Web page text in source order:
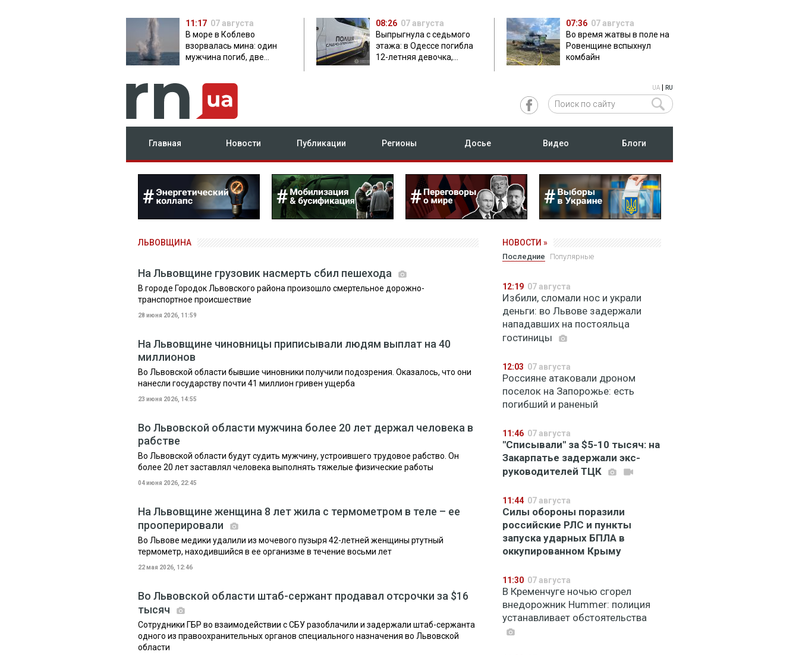
11:17 07 августа
В море в Коблево
взорвалась мина: один
мужчина погиб, две
08:26 07 августа
Выпрыгнула с седьмого
этажа: в Одессе погибла
12-летняя девочка,
07:36 07 августа
Во время жатвы в поле на
Ровенщине вспыхнул
комбайн
UA RU
Главная Новости Публикации Регионы Досье Видео Блоги
ЛЬВОВЩИНА
На Львовщине грузовик насмерть сбил пешехода
В городе Городок Львовского района произошло смертельное дорожно-
транспортное происшествие
28 июня 2026, 11:59
На Львовщине чиновницы приписывали людям выплат на 40
миллионов
Во Львовской области бывшие чиновники получили подозрения. Оказалось, что они
нанесли государству почти 41 миллион гривен ущерба
23 июня 2026, 14:55
Во Львовской области мужчина более 20 лет держал человека в
рабстве
Во Львовской области будут судить мужчину, устроившего трудовое рабство. Он
более 20 лет заставлял человека выполнять тяжелые физические работы
04 июня 2026, 22:45
На Львовщине женщина 8 лет жила с термометром в теле – ее
прооперировали
Во Львове медики удалили из мочевого пузыря 42-летней женщины ртутный
термометр, находившийся в ее организме в течение восьми лет
22 мая 2026, 12:46
Во Львовской области штаб-сержант продавал отсрочки за $16
тысяч
Сотрудники ГБР во взаимодействии с СБУ разоблачили и задержали штаб-сержанта
одного из правоохранительных органов специального назначения во Львовской
области
НОВОСТИ »
Последние Популярные
12:19 07 августа
Избили, сломали нос и украли
деньги: во Львове задержали
нападавших на постояльца
гостиницы
12:03 07 августа
Россияне атаковали дроном
поселок на Запорожье: есть
погибший и раненый
11:46 07 августа
"Списывали" за $5-10 тысяч: на
Закарпатье задержали экс-
руководителей ТЦК
11:44 07 августа
Силы обороны поразили
российские РЛС и пункты
запуска ударных БПЛА в
оккупированном Крыму
11:30 07 августа
В Кременчуге ночью сгорел
внедорожник Hummer: полиция
устанавливает обстоятельства